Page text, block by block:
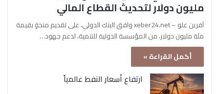
مليون دولار لتحديث القطاع المالي
آفرين علو – xeber24.net وافق البنك الدولي، على تقديم منحةٍ بقيمة
مئة مليون دولار، من المؤسسة الدولية للتنمية، لدعم جهود…
أكمل القراءة »
ارتفاع أسعار النفط عالمياً